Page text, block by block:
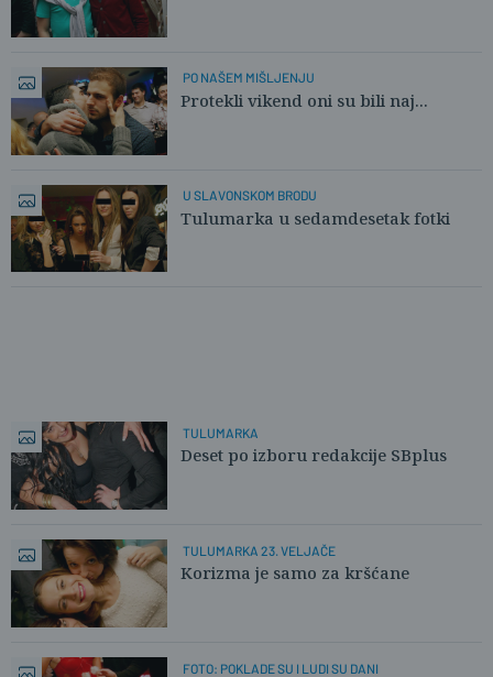
PO NAŠEM MIŠLJENJU
Protekli vikend oni su bili naj...
U SLAVONSKOM BRODU
Tulumarka u sedamdesetak fotki
TULUMARKA
Deset po izboru redakcije SBplus
TULUMARKA 23. VELJAČE
Korizma je samo za kršćane
FOTO: POKLADE SU I LUDI SU DANI